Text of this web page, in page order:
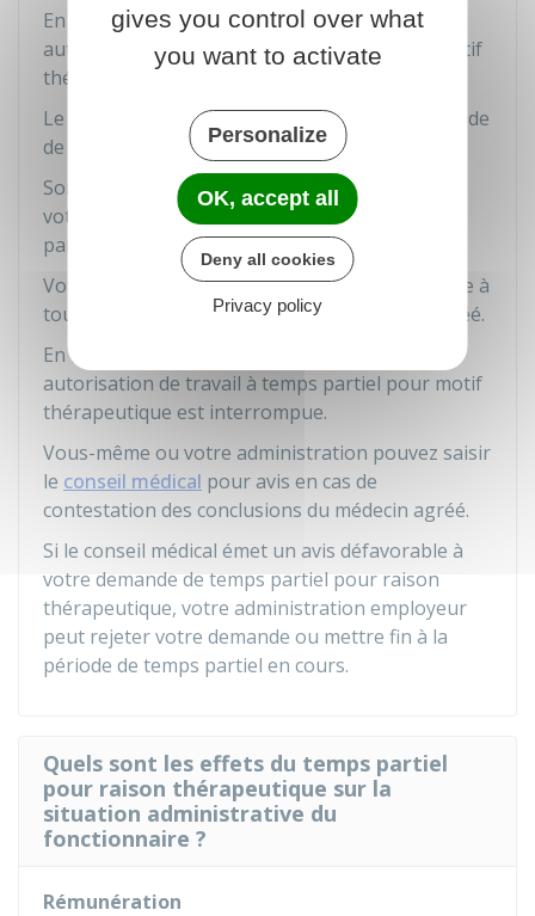
En cas de refus de vous y soumettre, votre
autorisation de travail à temps partiel pour motif
thérapeutique est interrompue.
Le médecin agréé rend un avis sur votre demande
de prolongation.
Son avis porte sur la justification médicale de
votre demande, la quotité de travail à temps
partiel et la durée du temps partiel demandées.
Votre administration peut aussi vous soumettre à
tout moment à un examen par un médecin agréé.
En cas de refus de vous y soumettre, votre
autorisation de travail à temps partiel pour motif
thérapeutique est interrompue.
Vous-même ou votre administration pouvez saisir
le conseil médical pour avis en cas de
contestation des conclusions du médecin agréé.
Si le conseil médical émet un avis défavorable à
votre demande de temps partiel pour raison
thérapeutique, votre administration employeur
peut rejeter votre demande ou mettre fin à la
période de temps partiel en cours.
Quels sont les effets du temps partiel
pour raison thérapeutique sur la
situation administrative du
fonctionnaire ?
Rémunération
gives you control over what
you want to activate
Personalize
OK, accept all
Deny all cookies
Privacy policy